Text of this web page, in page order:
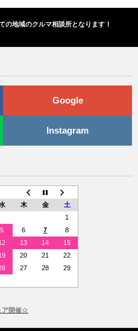
地域のクルマ相談所となります！
Google
Instagram
木 金
土
1
5 6 7
8
13 14
15
20 21
22
27 28
29
ア開催☆